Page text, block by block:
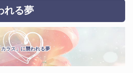
れる夢
カラス」に襲われる夢